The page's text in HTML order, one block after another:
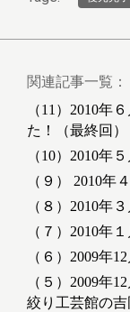
関連記事一覧：
（11）2010年
た！（最終回）
（10）2010年
（９） 2010
（８）2010年
（７）2010年
（６）2009年
（５）2009年
絞り工芸館の